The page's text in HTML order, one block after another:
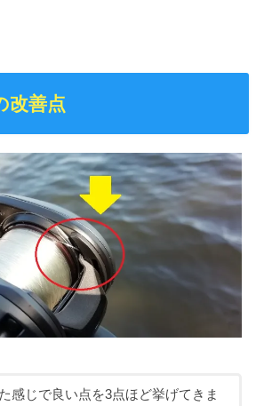
改善点
感じで良い点を3点ほど挙げてきま